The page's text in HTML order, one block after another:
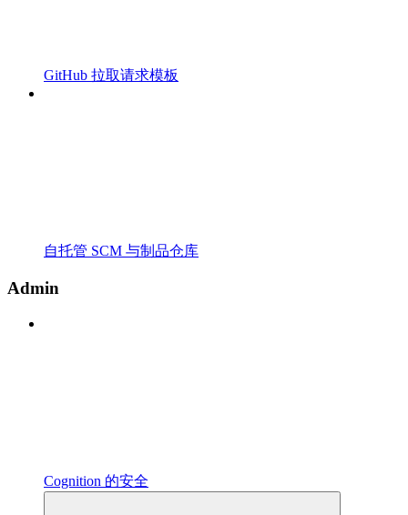
GitHub 拉取请求模板
自托管 SCM 与制品仓库
Admin
Cognition 的安全